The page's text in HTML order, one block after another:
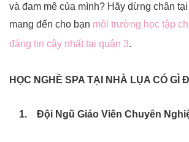
và đam mê của mình? Hãy dừng chân
mang đến cho bạn môi trường học tập
đáng tin cậy nhất tại quận 3.
HỌC NGHỀ SPA TẠI NHÀ LỤA CÓ GÌ
1. Đội Ngũ Giáo Viên Chuyên